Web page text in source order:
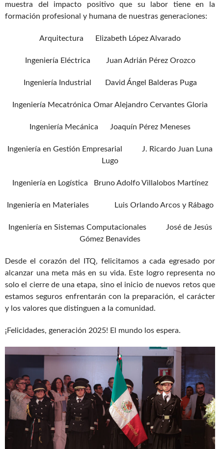
muestra del impacto positivo que su labor tiene en la
formación profesional y humana de nuestras generaciones:
Arquitectura Elizabeth López Alvarado
Ingeniería Eléctrica Juan Adrián Pérez Orozco
Ingeniería Industrial David Ángel Balderas Puga
Ingeniería Mecatrónica Omar Alejandro Cervantes Gloria
Ingeniería Mecánica Joaquín Pérez Meneses
Ingeniería en Gestión Empresarial J. Ricardo Juan Luna
Lugo
Ingeniería en Logística Bruno Adolfo Villalobos Martínez
Ingeniería en Materiales Luis Orlando Arcos y Rábago
Ingeniería en Sistemas Computacionales José de Jesús
Gómez Benavides
Desde el corazón del ITQ, felicitamos a cada egresado por
alcanzar una meta más en su vida. Este logro representa no
solo el cierre de una etapa, sino el inicio de nuevos retos que
estamos seguros enfrentarán con la preparación, el carácter
y los valores que distinguen a la comunidad.
¡Felicidades, generación 2025! El mundo los espera.